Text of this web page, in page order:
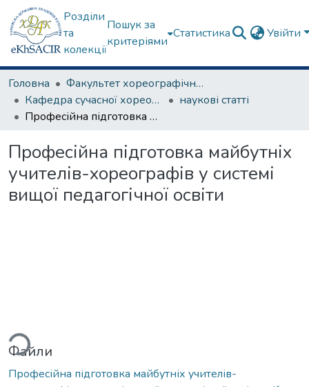
Розділи
та
колекції
Пошук за
критеріями
Статистика Увійти
Головна
Факультет хореографічного мистецтва
Кафедра сучасної хореографії та спортивно-оздоровчих технологій
наукові статті
Професійна підготовка майбутніх учителів-хореографів у системі вищої педагогічної освіти
Професійна підготовка майбутніх
учителів-хореографів у системі
вищої педагогічної освіти
Файли
Професійна підготовка майбутніх учителів-